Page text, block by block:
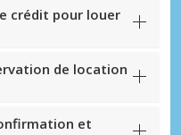
crédit pour louer
de location
et